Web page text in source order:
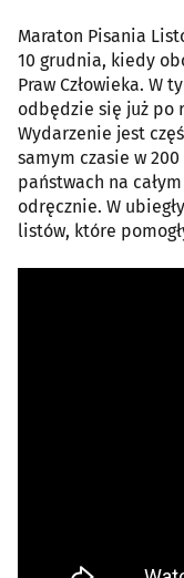
Maraton Pisania
10 grudnia, kiedy
Praw Człowieka. W
odbędzie się już po
Wydarzenie jest
samym czasie w
państwach na
odręcznie. W
listów, które